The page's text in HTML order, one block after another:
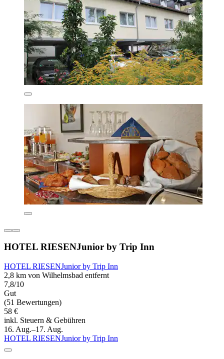
HOTEL RIESENJunior by Trip Inn
HOTEL RIESENJunior by Trip Inn
2,8 km von Wilhelmsbad entfernt
7,8/10
Gut
(51 Bewertungen)
58 €
inkl. Steuern & Gebühren
16. Aug.–17. Aug.
HOTEL RIESENJunior by Trip Inn